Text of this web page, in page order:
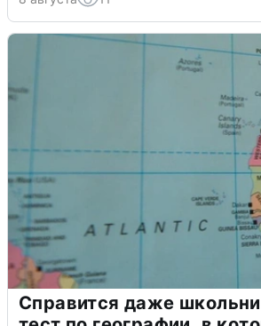
Справится даже